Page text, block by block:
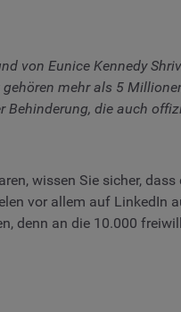
von Eunice Kennedy
mehr als 5
die auch
wissen Sie sicher,
vor allem auf
denn an die 10.000